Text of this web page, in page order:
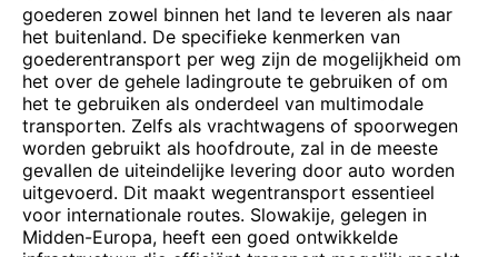
goederen zowel binnen het land te leveren als naar
het buitenland. De specifieke kenmerken van
goederentransport per weg zijn de mogelijkheid om
het over de gehele ladingroute te gebruiken of om
het te gebruiken als onderdeel van multimodale
transporten. Zelfs als vrachtwagens of spoorwegen
worden gebruikt als hoofdroute, zal in de meeste
gevallen de uiteindelijke levering door auto worden
uitgevoerd. Dit maakt wegentransport essentieel
voor internationale routes. Slowakije, gelegen in
Midden-Europa, heeft een goed ontwikkelde